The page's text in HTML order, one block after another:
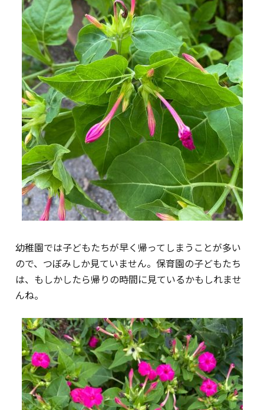
幼稚園では子どもたちが早く帰ってしまうことが多い
ので、つぼみしか見ていません。保育園の子どもたち
は、もしかしたら帰りの時間に見ているかもしれませ
んね。